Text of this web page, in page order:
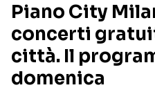
CANALI TV
PROGRAMMI TV
PERSONAGGI TV
Piano City
concerti
città. Il
domenica